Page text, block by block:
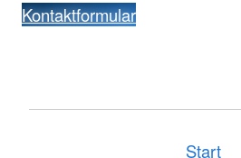
Kontaktformular
Start